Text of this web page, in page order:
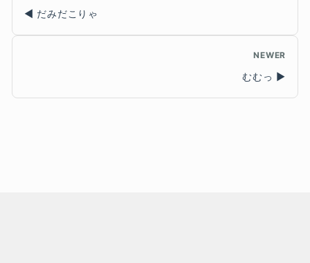
だみだこりゃ
NEWER
むむっ